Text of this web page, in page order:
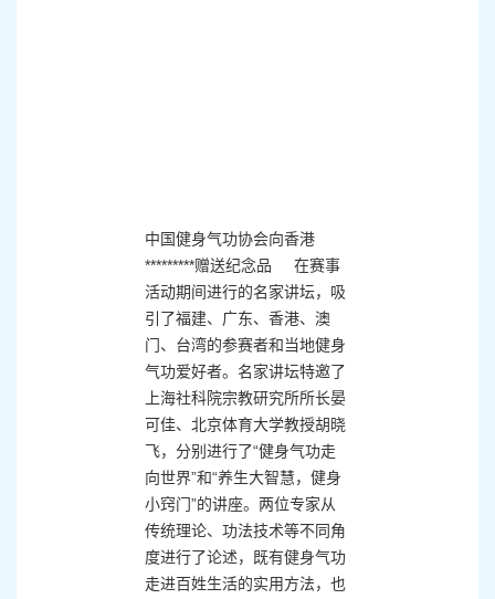
中国健身气功协会向香港
*********赠送纪念品 在赛事
活动期间进行的名家讲坛，吸
引了福建、广东、香港、澳
门、台湾的参赛者和当地健身
气功爱好者。名家讲坛特邀了
上海社科院宗教研究所所长晏
可佳、北京体育大学教授胡晓
飞，分别进行了“健身气功走
向世界”和“养生大智慧，健身
小窍门”的讲座。两位专家从
传统理论、功法技术等不同角
度进行了论述，既有健身气功
走进百姓生活的实用方法，也